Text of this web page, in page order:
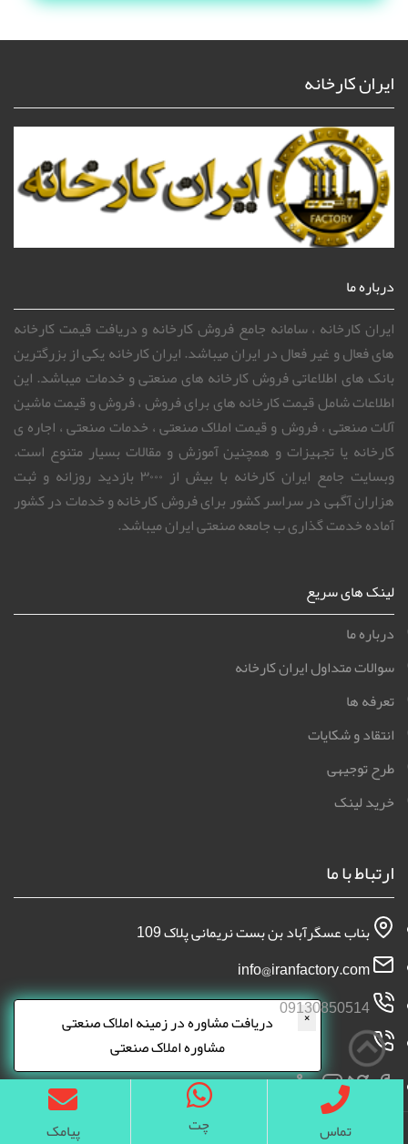
تماس چت پیامک
×
دریافت مشاوره در زمینه املاک صنعتی
مشاوره املاک صنعتی
ایران کارخانه
درباره ما
ایران کارخانه ، سامانه جامع فروش کارخانه و دریافت قیمت کارخانه
های فعال و غیر فعال در ایران میباشد. ایران کارخانه یکی از بزرگترین
بانک های اطلاعاتی فروش کارخانه های صنعتی و خدمات میباشد. این
اطلاعات شامل قیمت کارخانه های برای فروش ، فروش و قیمت ماشین
آلات صنعتی ، فروش و قیمت املاک صنعتی ، خدمات صنعتی ، اجاره ی
کارخانه یا تجهیزات و همچنین آموزش و مقالات بسیار متنوع است.
وبسایت جامع ایران کارخانه با بیش از ۳۰۰۰ بازدید روزانه و ثبت
هزاران آگهی در سراسر کشور برای فروش کارخانه و خدمات در کشور
آماده خدمت گذاری ب جامعه صنعتی ایران میباشد.
لینک های سریع
درباره ما
سوالات متداول ایران کارخانه
تعرفه ها
انتقاد و شکایات
طرح توجیهی
خرید لینک
ارتباط با ما
بناب عسگرآباد بن بست نریمانی پلاک 109
09130850514